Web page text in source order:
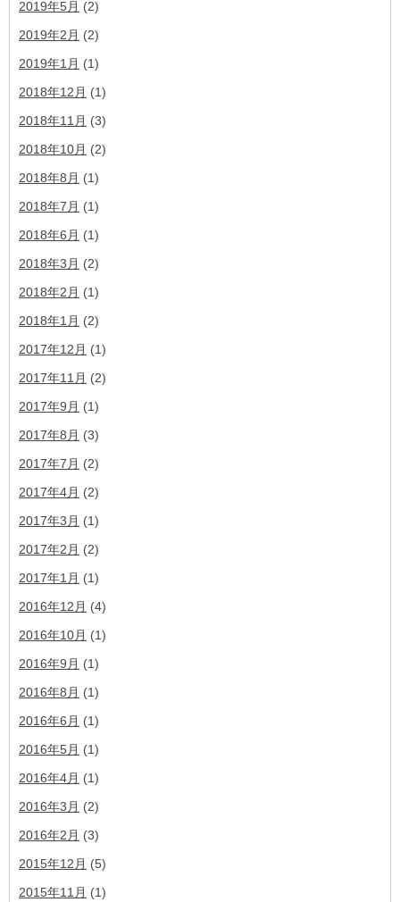
2019年5月 (2)
2019年2月 (2)
2019年1月 (1)
2018年12月 (1)
2018年11月 (3)
2018年10月 (2)
2018年8月 (1)
2018年7月 (1)
2018年6月 (1)
2018年3月 (2)
2018年2月 (1)
2018年1月 (2)
2017年12月 (1)
2017年11月 (2)
2017年9月 (1)
2017年8月 (3)
2017年7月 (2)
2017年4月 (2)
2017年3月 (1)
2017年2月 (2)
2017年1月 (1)
2016年12月 (4)
2016年10月 (1)
2016年9月 (1)
2016年8月 (1)
2016年6月 (1)
2016年5月 (1)
2016年4月 (1)
2016年3月 (2)
2016年2月 (3)
2015年12月 (5)
2015年11月 (1)